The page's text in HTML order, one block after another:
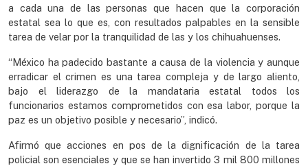
a cada una de las personas que hacen que la corporación
estatal sea lo que es, con resultados palpables en la sensible
tarea de velar por la tranquilidad de las y los chihuahuenses.
“México ha padecido bastante a causa de la violencia y aunque
erradicar el crimen es una tarea compleja y de largo aliento,
bajo el liderazgo de la mandataria estatal todos los
funcionarios estamos comprometidos con esa labor, porque la
paz es un objetivo posible y necesario”, indicó.
Afirmó que acciones en pos de la dignificación de la tarea
policial son esenciales y que se han invertido 3 mil 800 millones